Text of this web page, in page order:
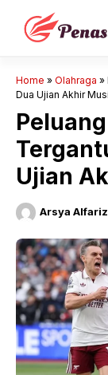
Langsung
Home » Olahraga »
Dua Ujian Akhir
Ujian
Arsya